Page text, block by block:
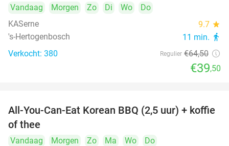
Vandaag Morgen Zo Di Wo
Do
KASerne
9.7 star
's-Hertogenbosch 11 min. directions_walk
Verkocht: 380 Regulier €64,50
€39,50
26%
All-You-Can-Eat Korean BBQ (2,5 uur) + koffie
of thee
Vandaag Morgen Zo Ma Wo
Do